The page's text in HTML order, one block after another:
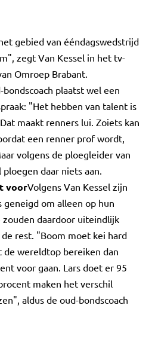
gebied van ééndagswedstrijd
zegt Van Kessel in het tv-
Omroep Brabant.
bondscoach plaatst wel een
"Het hebben van talent is
maakt renners lui. Zoiets kan
een renner prof wordt,
volgens de ploegleider van
ploegen daar niets aan.
voorVolgens Van Kessel zijn
om alleen op hun
daardoor uiteindlijk
rest. "Boom moet kei hard
de wereldtop bereiken dan
voor gaan. Lars doet er 95
maken het verschil
aldus de oud-bondscoach